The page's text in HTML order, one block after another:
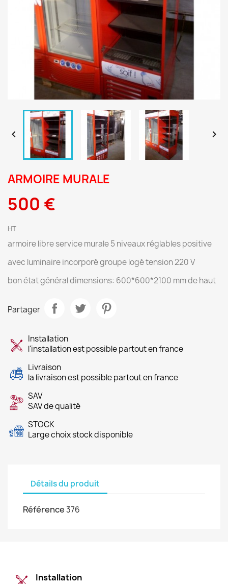
 
ARMOIRE MURALE
500 €
HT
armoire libre service murale 5 niveaux réglables positive
avec luminaire incorporé groupe logé tension 220 V
bon état général dimensions: 600*600*2100 mm de haut
Partager
Installation
l'installation est possible partout en france
Livraison
la livraison est possible partout en france
SAV
SAV de qualité
STOCK
Large choix stock disponible
Détails du produit
Référence376
Installation